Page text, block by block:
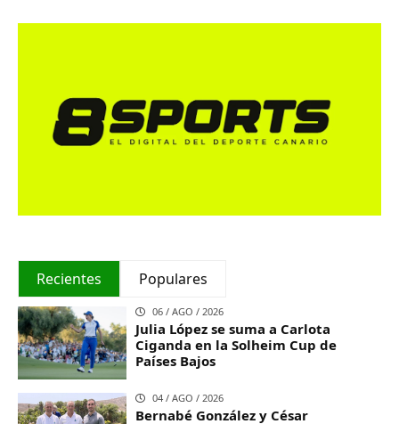
Recientes Populares
06 / AGO / 2026
Julia López se suma a Carlota
Ciganda en la Solheim Cup de
Países Bajos
04 / AGO / 2026
Bernabé González y César